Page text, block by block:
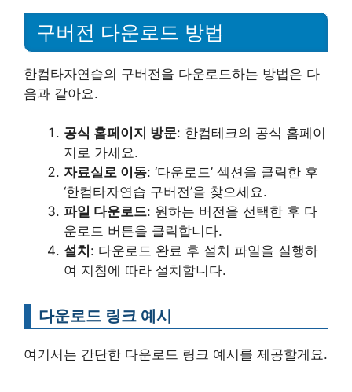
구버전 다운로드 방법
한컴타자연습의 구버전을 다운로드하는 방법은 다
음과 같아요.
공식 홈페이지 방문: 한컴테크의 공식 홈페이
지로 가세요.
자료실로 이동: ‘다운로드’ 섹션을 클릭한 후
‘한컴타자연습 구버전’을 찾으세요.
파일 다운로드: 원하는 버전을 선택한 후 다
운로드 버튼을 클릭합니다.
설치 : 다운로드 완료 후 설치 파일을 실행하
여 지침에 따라 설치합니다.
다운로드 링크 예시
여기서는 간단한 다운로드 링크 예시를 제공할게요.